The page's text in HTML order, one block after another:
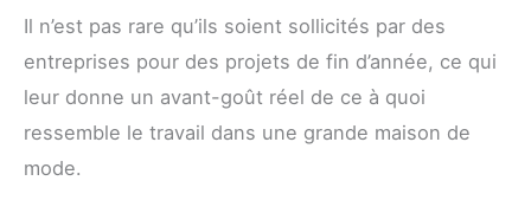
Il n’est pas rare qu’ils soient sollicités par des
entreprises pour des projets de fin d’année, ce qui
leur donne un avant-goût réel de ce à quoi
ressemble le travail dans une grande maison de
mode.